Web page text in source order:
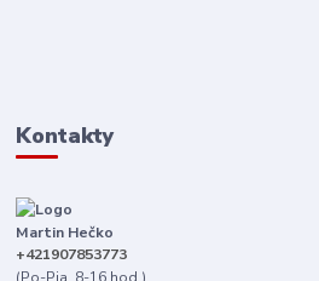
Kontakty
Martin Hečko
+421907853773
(Po-Pia, 8-16 hod.)